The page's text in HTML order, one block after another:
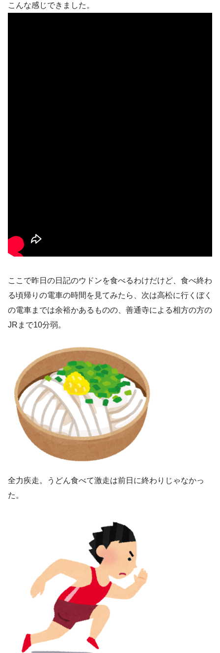
こんな感じできました。
ここで昨日の日記のウドンを食べるわけだけど、食べ終わ
る頃帰りの電車の時間を見てみたら、次は高松に行くぼく
の電車までは余裕かあるものの、善通寺による相方の方の
JRまで10分弱。
全力疾走。うどん食べて激走は前日に終わりじゃなかっ
た。